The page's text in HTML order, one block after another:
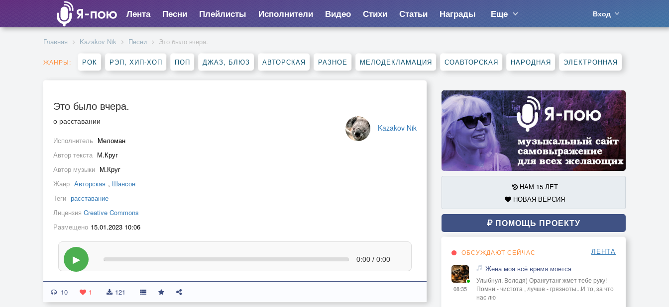
Лента Песни Плейлисты Исполнители Видео Стихи Статьи Награды Еще Вход
Главная Kazakov Nik Песни Это было вчера.
ЖАНРЫ: РОК РЭП, ХИП-ХОП ПОП ДЖАЗ, БЛЮЗ АВТОРСКАЯ РАЗНОЕ МЕЛОДЕКЛАМАЦИЯ СОАВТОРСКАЯ НАРОДНАЯ ЭЛЕКТРОННАЯ
Это было вчера.
Kazakov Nik
о расставании
Исполнитель Меломан
Автор текста М.Круг
Автор музыки М.Круг
Жанр Авторская , Шансон
Теги расставание
Лицензия Creative Commons
Размещено 15.01.2023 10:06
▶ 0:00 / 0:00
10 1 121
НАМ 15 ЛЕТ
НОВАЯ ВЕРСИЯ
ПОМОЩЬ ПРОЕКТУ
ОБСУЖДАЮТ СЕЙЧАС ЛЕНТА
08:35
Жена моя всё время моется
Улыбнул, Володя) Орангутанг жмет тебе руку!
Помни - чистота , лучше - грязноты...И то, за что
нас лю